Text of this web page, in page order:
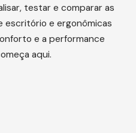
testar e comparar as
escritório e ergonômicas
e a performance
aqui.